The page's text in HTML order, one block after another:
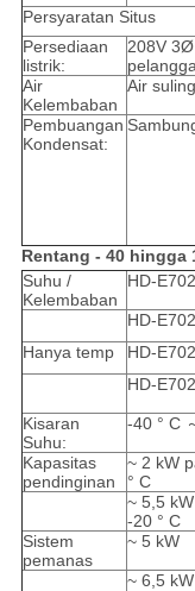
Persyaratan Situs
Persediaan
listrik:
208V
Air
Kelembaban
Air
Pembuangan
Kondensat:
Rentang - 40 hingga
Suhu /
Kelembaban
HD-
HD-
Hanya temp
HD-
HD-
Kisaran
Suhu:
-40 ° C
Kapasitas
pendinginan
~ 2 kW
° C
~ 5,5
-20 ° C
Sistem
pemanas
~ 5 kW
~ 6,5 kW